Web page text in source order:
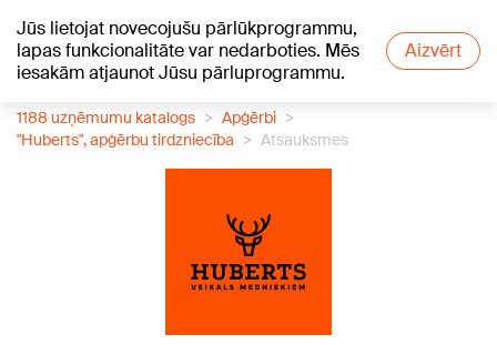
Jūs lietojat novecojušu pārlūkprogrammu,
lapas funkcionalitāte var nedarboties. Mēs
iesakām atjaunot Jūsu pārluprogrammu.
Aizvērt
+21°C
1188 uzņēmumu katalogs
Apģērbi
"Huberts", apģērbu tirdzniecība
Atsauksmes